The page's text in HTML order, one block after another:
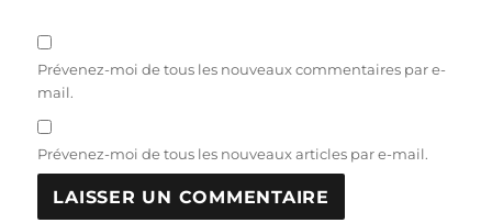
Prévenez-moi de tous les nouveaux commentaires par e-
mail.
Prévenez-moi de tous les nouveaux articles par e-mail.